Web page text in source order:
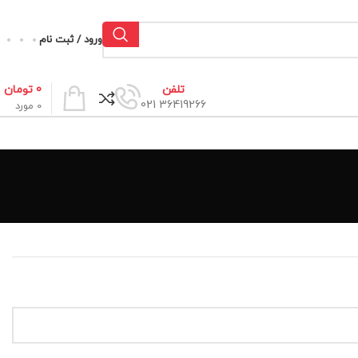
ورود / ثبت نام
تلفن
36419266 021
0 مورد
0 تومان